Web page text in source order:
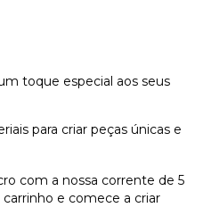
toque especial aos seus
para criar peças únicas e
com a nossa corrente de 5
e comece a criar